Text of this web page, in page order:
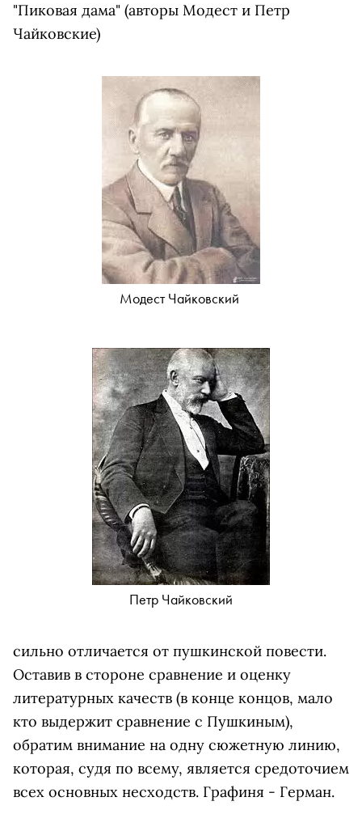
"Пиковая дама" (авторы Модест и Петр
Чайковские)
Модест Чайковский
Петр Чайковский
сильно отличается от пушкинской повести.
Оставив в стороне сравнение и оценку
литературных качеств (в конце концов, мало
кто выдержит сравнение с Пушкиным),
обратим внимание на одну сюжетную линию,
которая, судя по всему, является средоточием
всех основных несходств. Графиня - Герман.